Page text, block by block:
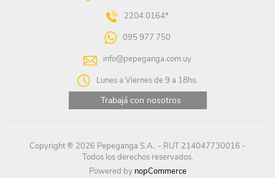
2204 0164*
095 977 750
info@pepeganga.com.uy
Lunes a Viernes de 9 a 18hs.
Trabajá con nosotros
Copyright ® 2026 Pepeganga S.A.. - RUT 214047730016 -
Todos los derechos reservados.
Powered by nopCommerce